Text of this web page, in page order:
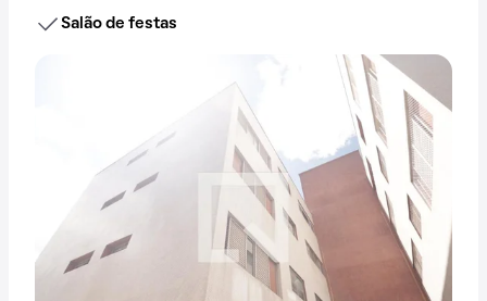
Salão de festas